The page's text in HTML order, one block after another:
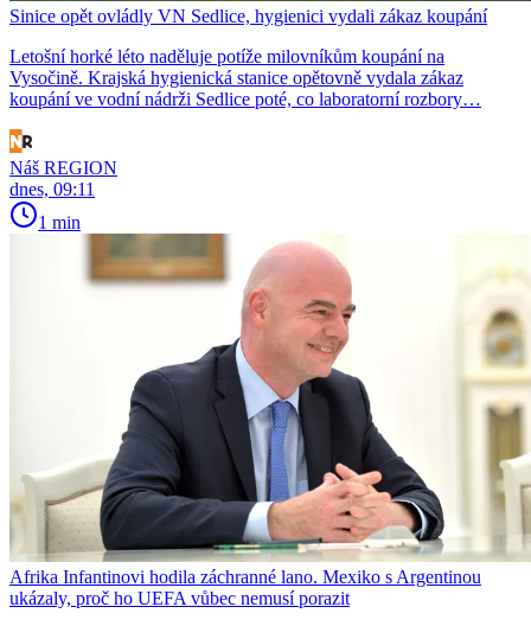
Sinice opět ovládly VN Sedlice, hygienici vydali zákaz koupání
Letošní horké léto naděluje potíže milovníkům koupání na
Vysočině. Krajská hygienická stanice opětovně vydala zákaz
koupání ve vodní nádrži Sedlice poté, co laboratorní rozbory…
Náš REGION
dnes, 09:11
1 min
Afrika Infantinovi hodila záchranné lano. Mexiko s Argentinou
ukázaly, proč ho UEFA vůbec nemusí porazit